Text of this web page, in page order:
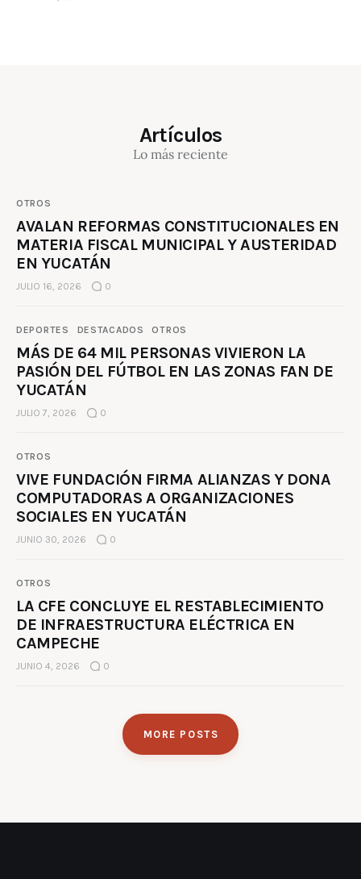
Artículos
Lo más reciente
OTROS
AVALAN REFORMAS CONSTITUCIONALES EN
MATERIA FISCAL MUNICIPAL Y AUSTERIDAD
EN YUCATÁN
JULIO 16, 2026 0
DEPORTES DESTACADOS OTROS
MÁS DE 64 MIL PERSONAS VIVIERON LA
PASIÓN DEL FÚTBOL EN LAS ZONAS FAN DE
YUCATÁN
JULIO 7, 2026 0
OTROS
VIVE FUNDACIÓN FIRMA ALIANZAS Y DONA
COMPUTADORAS A ORGANIZACIONES
SOCIALES EN YUCATÁN
JUNIO 30, 2026 0
OTROS
LA CFE CONCLUYE EL RESTABLECIMIENTO
DE INFRAESTRUCTURA ELÉCTRICA EN
CAMPECHE
JUNIO 4, 2026 0
MORE POSTS